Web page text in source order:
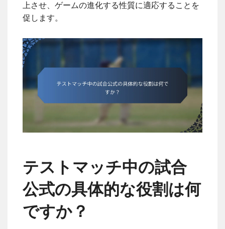
上させ、ゲームの進化する性質に適応することを
促します。
テストマッチ中の試合
公式の具体的な役割は何
ですか？